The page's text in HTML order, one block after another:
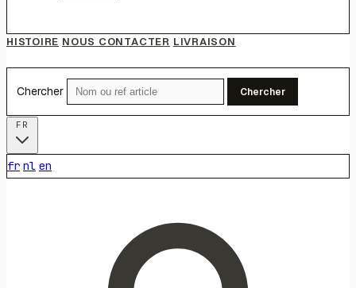
HISTOIRE NOUS CONTACTER LIVRAISON
Chercher Chercher
fr nl en